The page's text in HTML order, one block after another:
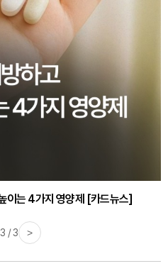
이는 4가지 영양제 [카드뉴스]
3 / 3 >